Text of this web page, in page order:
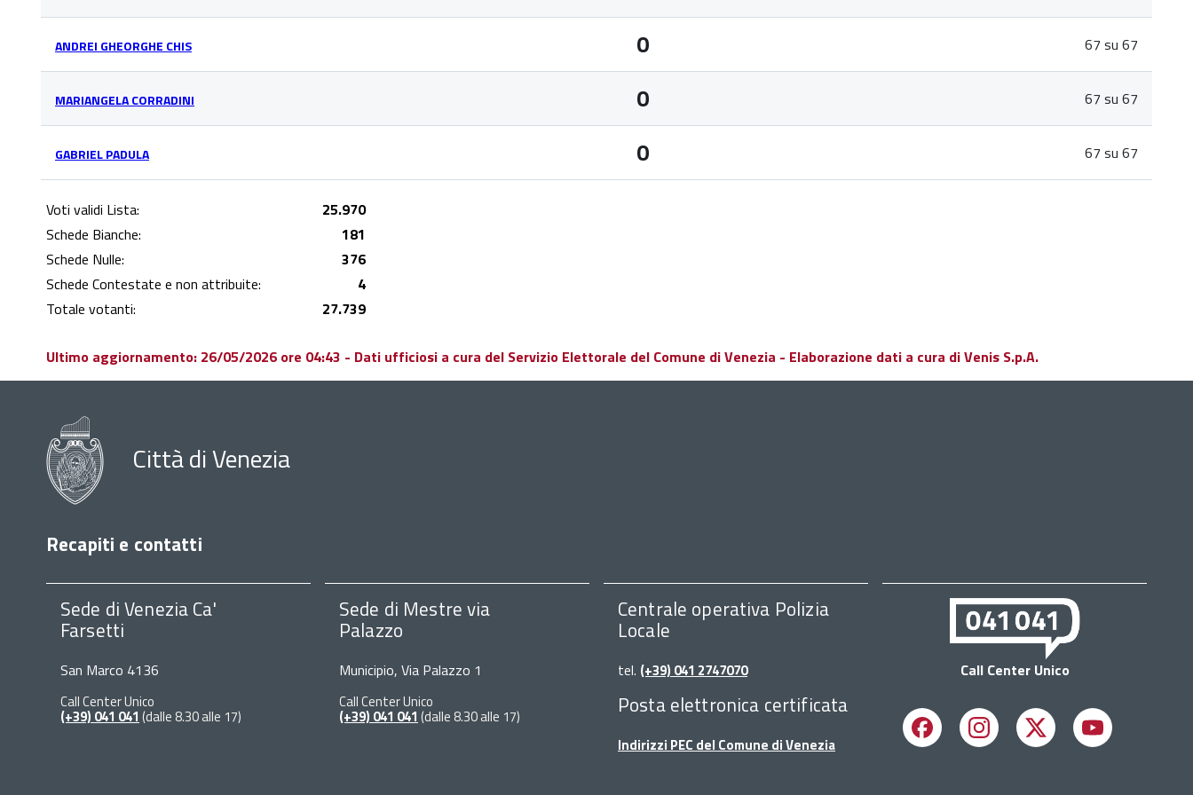
ANDREI GHEORGHE CHIS 0 67 su 67
MARIANGELA CORRADINI 0 67 su 67
GABRIEL PADULA 0 67 su 67
Voti validi Lista:
25.970
Schede Bianche:
181
Schede Nulle:
376
Schede Contestate e non attribuite:
4
Totale votanti:
27.739
Ultimo aggiornamento: 26/05/2026 ore 04:43 - Dati ufficiosi a cura del Servizio Elettorale del Comune di Venezia - Elaborazione dati a cura di Venis S.p.A.
Città di Venezia
Recapiti e contatti
Sede di Venezia Ca'
Farsetti
San Marco 4136
Call Center Unico
(+39) 041 041 (dalle 8.30 alle 17)
Sede di Mestre via
Palazzo
Municipio, Via Palazzo 1
Call Center Unico
(+39) 041 041 (dalle 8.30 alle 17)
Centrale operativa Polizia
Locale
tel. (+39) 041 2747070
Posta elettronica certificata
Indirizzi PEC del Comune di Venezia
Call Center Unico
FacebookInstagram
X Youtube